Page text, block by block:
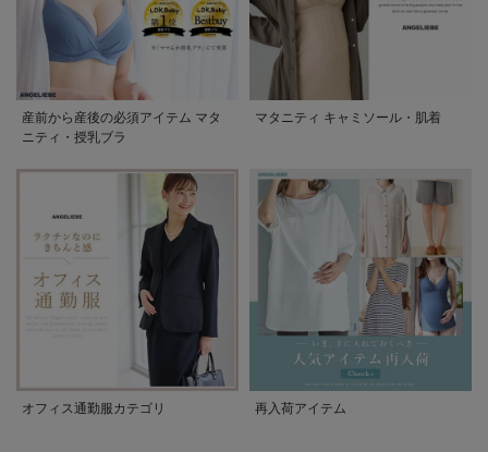
産前から産後の必須アイテム マタ
ニティ・授乳ブラ
マタニティ キャミソール・肌着
オフィス通勤服カテゴリ 再入荷アイテム